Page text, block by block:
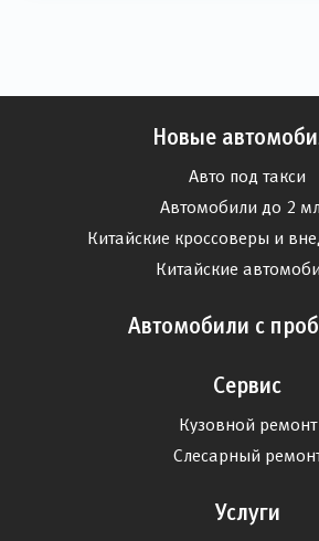
Новые
Авто под такси
Автомобили до 2
Китайские кроссоверы и
Китайские
Автомобили с
Сервис
Кузовной ремонт
Слесарный
Услуги